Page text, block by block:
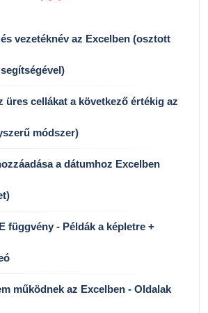
vezetéknév az Excelben (osztott
üres cellákat a következő értékig az
módszer)
a dátumhoz Excelben
függvény - Példák a képletre +
működnek az Excelben - Oldalak